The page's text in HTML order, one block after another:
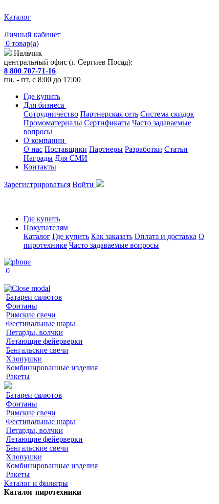
Каталог
Личный кабинет
0 товар(а)
Нальчик
центральный офис (г. Сергиев Посад):
8 800 707-71-16
пн. - пт. с 8:00 до 17:00
Где купить
Для бизнеса
Сотрудничество Партнерская сеть Система скидок
Промоматериалы Сертификаты Часто задаваемые
вопросы
О компании
О нас Поставщики Партнеры Разработки Статьи
Награды Для СМИ
Контакты
Зарегистрироваться Войти
Где купить
Покупателям
Каталог Где купить Как заказать Оплата и доставка О
пиротехнике Часто задаваемые вопросы
0
Батареи салютов
Фонтаны
Римские свечи
Фестивальные шары
Петарды, волчки
Летающие фейерверки
Бенгальские свечи
Хлопушки
Комбинированные изделия
Ракеты
Батареи салютов
Фонтаны
Римские свечи
Фестивальные шары
Петарды, волчки
Летающие фейерверки
Бенгальские свечи
Хлопушки
Комбинированные изделия
Ракеты
Каталог и фильтры
Каталог пиротехники